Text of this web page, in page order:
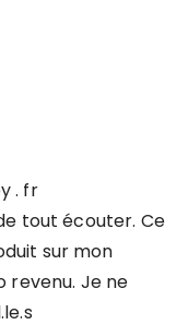
. fr
tout écouter. Ce
sur mon
revenu. Je ne